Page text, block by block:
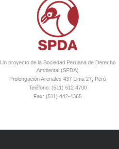
Un proyecto de la Sociedad Peruana de Derecho
Ambiental (SPDA)
Prolongación Arenales 437 Lima 27, Perú
Teléfono: (511) 612 4700
Fax: (511) 442-4365